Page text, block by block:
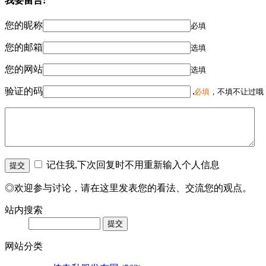
您的昵称 必填
您的邮箱 选填
您的网站 选填
验证的码 必填 ，不填不让过
记住我,下次回复时不用重新输入个人信息
◎欢迎参与讨论，请在这里发表您的看法、交流您的观点。
站内搜索
网站分类